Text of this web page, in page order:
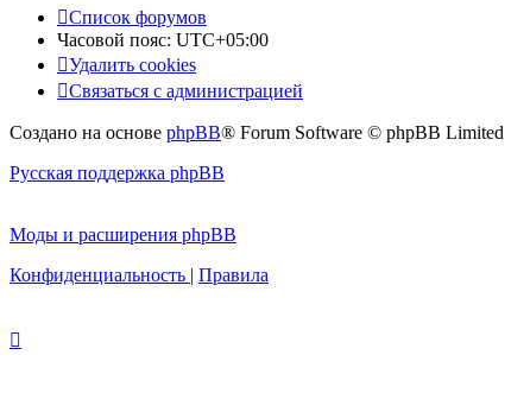
Список форумов
Часовой пояс: UTC+05:00
Удалить cookies
Связаться с администрацией
Создано на основе phpBB® Forum Software © phpBB Limited
Русская поддержка phpBB
Моды и расширения phpBB
Конфиденциальность | Правила